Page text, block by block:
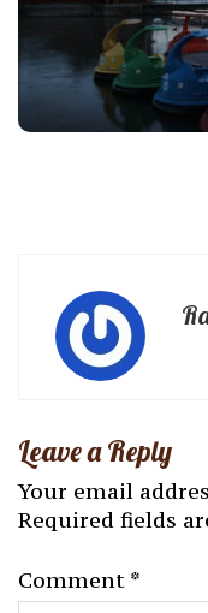
Leave a Reply
Your email
Required fields
Comment *